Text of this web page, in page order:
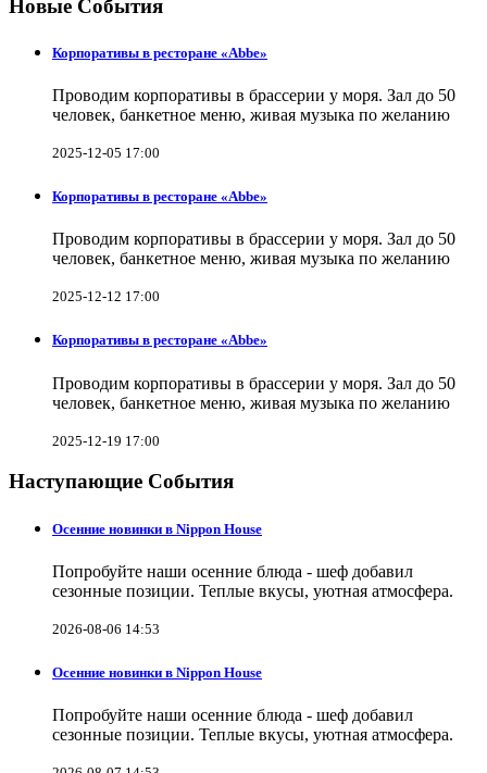
Новые События
Корпоративы в ресторане «Abbe»
Проводим корпоративы в брассерии у моря. Зал до 50
человек, банкетное меню, живая музыка по желанию
2025-12-05 17:00
Корпоративы в ресторане «Abbe»
Проводим корпоративы в брассерии у моря. Зал до 50
человек, банкетное меню, живая музыка по желанию
2025-12-12 17:00
Корпоративы в ресторане «Abbe»
Проводим корпоративы в брассерии у моря. Зал до 50
человек, банкетное меню, живая музыка по желанию
2025-12-19 17:00
Наступающие События
Осенние новинки в Nippon House
Попробуйте наши осенние блюда - шеф добавил
сезонные позиции. Теплые вкусы, уютная атмосфера.
2026-08-06 14:53
Осенние новинки в Nippon House
Попробуйте наши осенние блюда - шеф добавил
сезонные позиции. Теплые вкусы, уютная атмосфера.